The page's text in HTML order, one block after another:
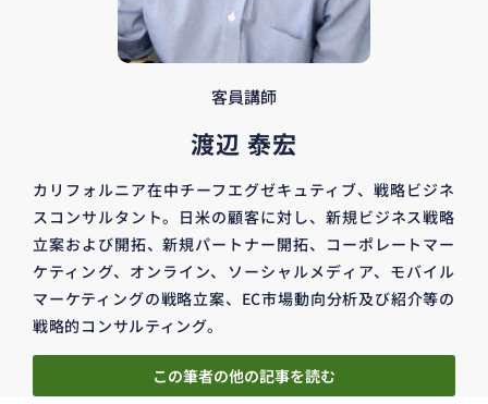
客員講師
渡辺 泰宏
カリフォルニア在中チーフエグゼキュティブ、戦略ビジネ
スコンサルタント。日米の顧客に対し、新規ビジネス戦略
立案および開拓、新規パートナー開拓、コーポレートマー
ケティング、オンライン、ソーシャルメディア、モバイル
マーケティングの戦略立案、EC市場動向分析及び紹介等の
戦略的コンサルティング。
この筆者の他の記事を読む